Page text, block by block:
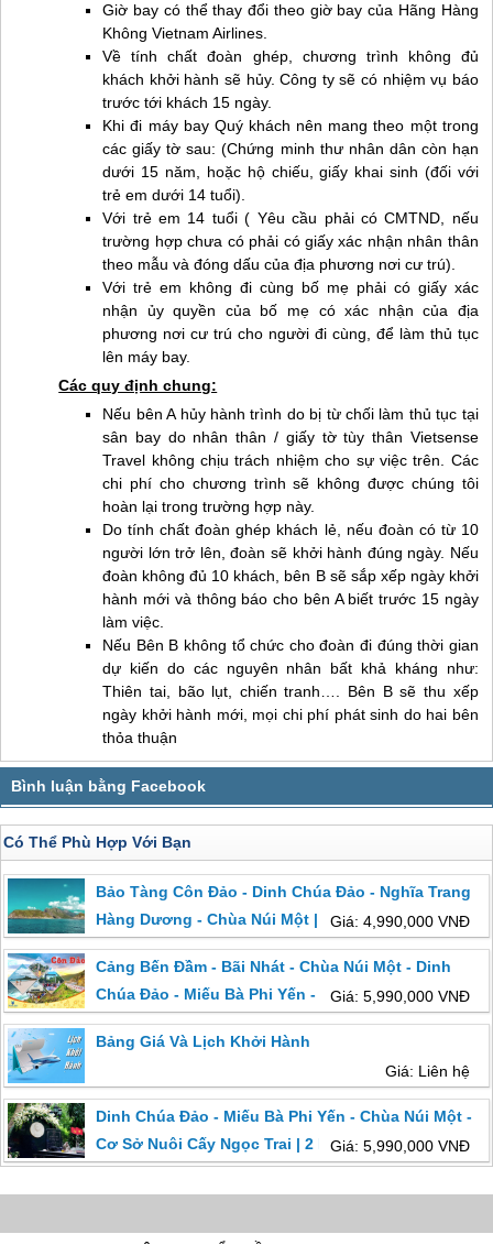
Giờ bay có thể thay đổi theo giờ bay của Hãng Hàng
Không Vietnam Airlines.
Về tính chất đoàn ghép, chương trình không đủ
khách khởi hành sẽ hủy. Công ty sẽ có nhiệm vụ báo
trước tới khách 15 ngày.
Khi đi máy bay Quý khách nên mang theo một trong
các giấy tờ sau: (Chứng minh thư nhân dân còn hạn
dưới 15 năm, hoặc hộ chiếu, giấy khai sinh (đối với
trẻ em dưới 14 tuổi).
Với trẻ em 14 tuổi ( Yêu cầu phải có CMTND, nếu
trường hợp chưa có phải có giấy xác nhận nhân thân
theo mẫu và đóng dấu của địa phương nơi cư trú).
Với trẻ em không đi cùng bố mẹ phải có giấy xác
nhận ủy quyền của bố mẹ có xác nhận của địa
phương nơi cư trú cho người đi cùng, để làm thủ tục
lên máy bay.
Các quy định chung:
Nếu bên A hủy hành trình do bị từ chối làm thủ tục tại
sân bay do nhân thân / giấy tờ tùy thân Vietsense
Travel không chịu trách nhiệm cho sự việc trên. Các
chi phí cho chương trình sẽ không được chúng tôi
hoàn lại trong trường hợp này.
Do tính chất đoàn ghép khách lẻ, nếu đoàn có từ 10
người lớn trở lên, đoàn sẽ khởi hành đúng ngày. Nếu
đoàn không đủ 10 khách, bên B sẽ sắp xếp ngày khởi
hành mới và thông báo cho bên A biết trước 15 ngày
làm việc.
Nếu Bên B không tổ chức cho đoàn đi đúng thời gian
dự kiến do các nguyên nhân bất khả kháng như:
Thiên tai, bão lụt, chiến tranh…. Bên B sẽ thu xếp
ngày khởi hành mới, mọi chi phí phát sinh do hai bên
thỏa thuận
Có Thể Phù Hợp Với Bạn
Bảo Tàng Côn Đảo - Dinh Chúa Đảo - Nghĩa Trang
Hàng Dương - Chùa Núi Một | 2 Ngày 1 Đêm Từ Hồ
Chí Minh
Giá: 4,990,000 VNĐ
Cảng Bến Đầm - Bãi Nhát - Chùa Núi Một - Dinh
Chúa Đảo - Miếu Bà Phi Yến - Miếu Cậu - Bãi Đầm
Trầu | Từ Hồ Chí Minh
Giá: 5,990,000 VNĐ
Bảng Giá Và Lịch Khởi Hành
Giá: Liên hệ
Dinh Chúa Đảo - Miếu Bà Phi Yến - Chùa Núi Một -
Cơ Sở Nuôi Cấy Ngọc Trai | 2 Ngày 1 Đêm Khởi
Hành Từ Hà Nội
Giá: 5,990,000 VNĐ